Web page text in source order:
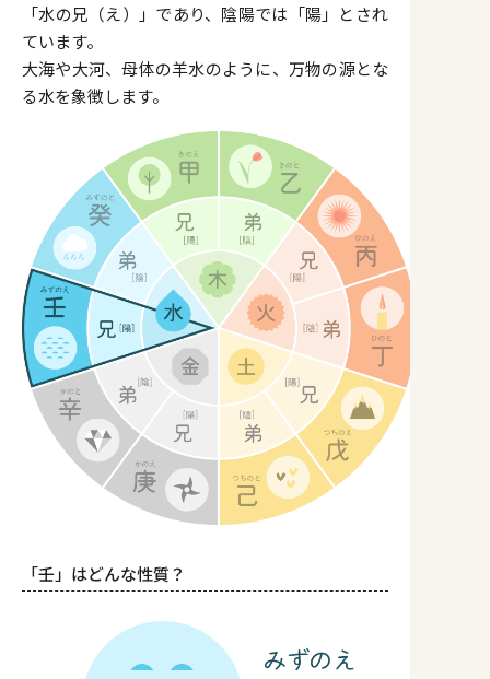
「水の兄（え）」であり、陰陽では「陽」とされ
ています。
大海や大河、母体の羊水のように、万物の源とな
る水を象徴します。
「壬」はどんな性質？